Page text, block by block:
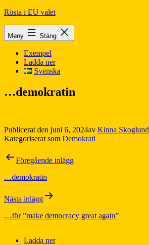
Hoppa
innehåll
Rösta i EU valet
Meny Stäng
Exempel
Ladda ner
Svenska
…demokratin
Publicerat den juni 6, 2024av Kinna Skoglund
Kategoriserat som Demokrati
Inläggsnavigering
Föregående inlägg
…demokratin
Nästa inlägg
…för ”make democracy great again”
Ladda ner